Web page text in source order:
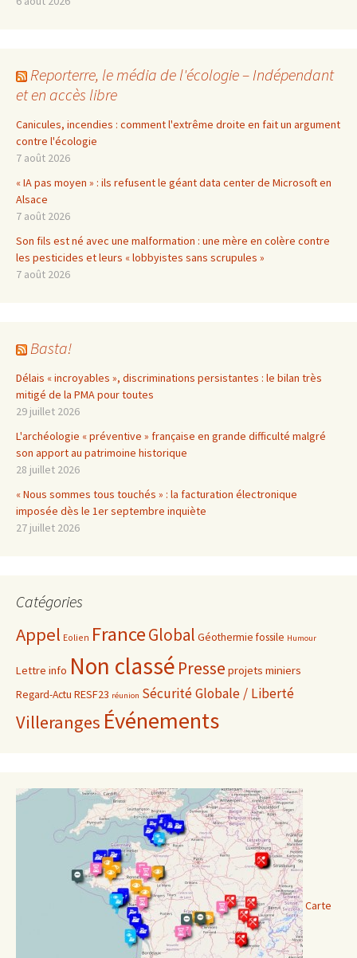
Reporterre, le média de l'écologie – Indépendant
et en accès libre
Canicules, incendies : comment l'extrême droite en fait un argument
contre l'écologie
7 août 2026
« IA pas moyen » : ils refusent le géant data center de Microsoft en
Alsace
7 août 2026
Son fils est né avec une malformation : une mère en colère contre
les pesticides et leurs « lobbyistes sans scrupules »
7 août 2026
Basta!
Délais « incroyables », discriminations persistantes : le bilan très
mitigé de la PMA pour toutes
29 juillet 2026
L'archéologie « préventive » française en grande difficulté malgré
son apport au patrimoine historique
28 juillet 2026
« Nous sommes tous touchés » : la facturation électronique
imposée dès le 1er septembre inquiète
27 juillet 2026
Catégories
Appel Eolien FranceGlobal Géothermie fossile Humour
Lettre info Non classé Presse projets miniers
Regard-Actu RESF23 réunion Sécurité Globale / Liberté
Villeranges Événements
Carte